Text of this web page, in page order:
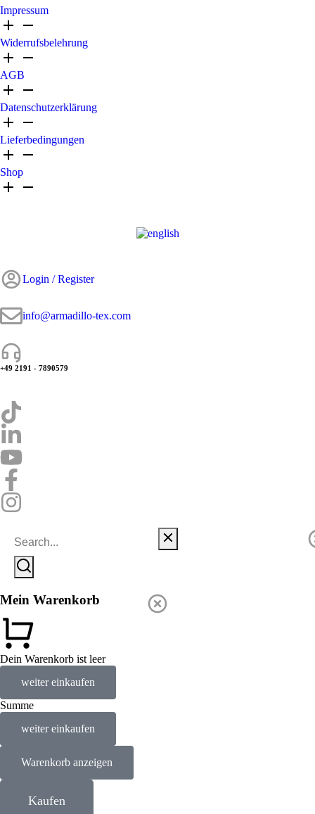
Impressum
Widerrufsbelehrung
AGB
Datenschutzerklärung
Lieferbedingungen
Shop
Login / Register
info@armadillo-tex.com
+49 2191 - 7890579
Mein Warenkorb
Dein Warenkorb ist leer
weiter einkaufen
Summe
weiter einkaufen
Warenkorb anzeigen
Kaufen